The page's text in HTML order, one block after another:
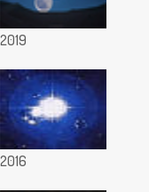
2019
2016